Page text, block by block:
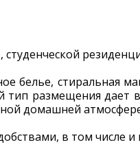
белье, стиральная
размещения дает
домашней
в том числе